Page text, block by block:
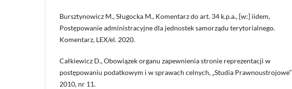
Bursztynowicz M., Sługocka M., Komentarz do art. 34 k.p.a., [w:] iidem,
Postępowanie administracyjne dla jednostek samorządu terytorialnego.
Komentarz, LEX/el. 2020.
Całkiewicz D., Obowiązek organu zapewnienia stronie reprezentacji w
postępowaniu podatkowym i w sprawach celnych, „Studia Prawnoustrojowe”
2010, nr 11.